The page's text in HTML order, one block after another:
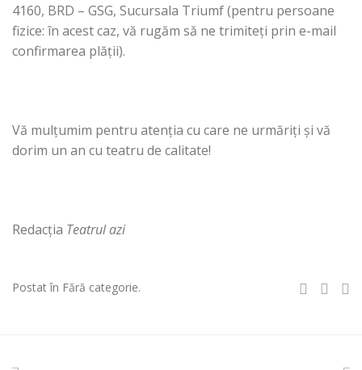
4160, BRD – GSG, Sucursala Triumf (pentru persoane
fizice: în acest caz, vă rugăm să ne trimiteţi prin e-mail
confirmarea plăţii).
Vă mulţumim pentru atenţia cu care ne urmăriţi şi vă
dorim un an cu teatru de calitate!
Redacţia Teatrul azi
Postat în Fără categorie.